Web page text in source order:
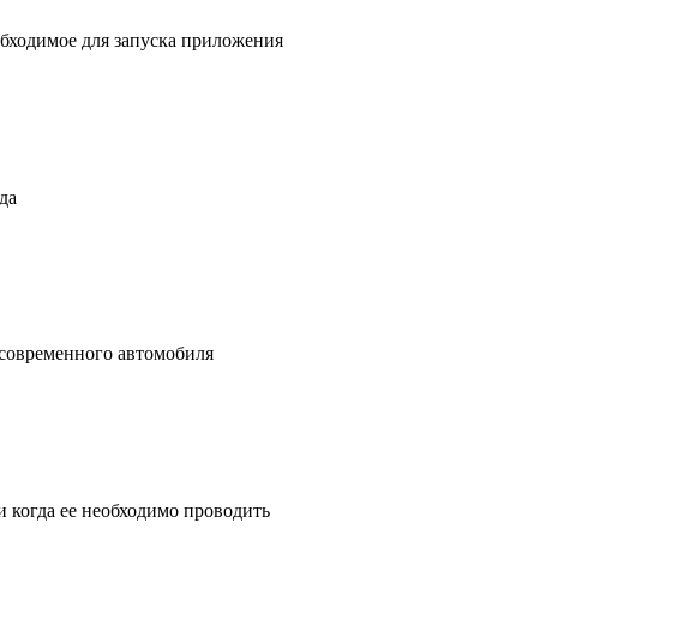
для запуска приложения
автомобиля
ее необходимо проводить